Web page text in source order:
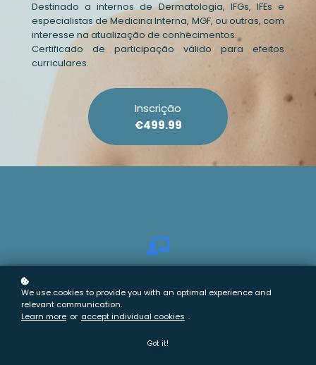
Destinado a internos de Dermatologia, IFGs, IFEs e
especialistas de Medicina Interna, MGF, ou outras, com
interesse na atualização de conhecimentos.
Certificado de participação válido para efeitos
curriculares.
Inscrição
€499.99
Os principais temas da Dermatologia Clínica, lecionados por uma equipa de
especialistas com vasta experiência.
We use cookies to provide you with an optimal experience and
relevant communication.
Learn more or accept individual cookies .
Got it!